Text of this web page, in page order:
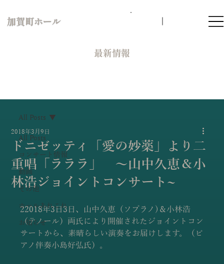
加賀町ホール
​最新情報
All Posts
コンサート情報
動画
その他
ホールあれこれ
お知らせ
All Posts
ドニゼッティ「愛の妙薬」より二
重唱「ラララ」 〜山中久恵＆小
林浩ジョイントコンサート~
2018年3月9日
22018年3日3日、山中久恵（ソプラノ)＆小林浩
（テノール）両氏により開催されたジョイントコン
サートから、素晴らしい演奏をお届けします。（ピ
アノ伴奏小島好弘氏）。